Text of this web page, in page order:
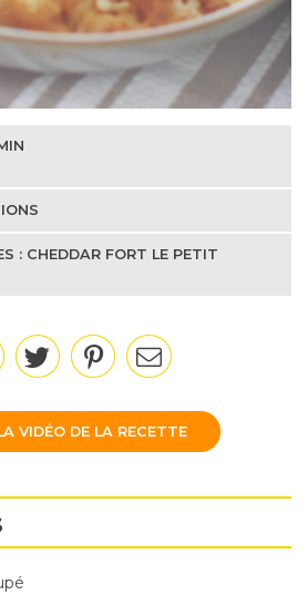
: CHEDDAR FORT LE PETIT
VIDÉO DE LA RECETTE